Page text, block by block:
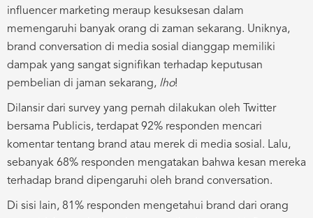
influencer marketing meraup kesuksesan dalam
memengaruhi banyak orang di zaman sekarang. Uniknya,
brand conversation di media sosial dianggap memiliki
dampak yang sangat signifikan terhadap keputusan
pembelian di jaman sekarang, lho!
Dilansir dari survey yang pernah dilakukan oleh Twitter
bersama Publicis, terdapat 92% responden mencari
komentar tentang brand atau merek di media sosial. Lalu,
sebanyak 68% responden mengatakan bahwa kesan mereka
terhadap brand dipengaruhi oleh brand conversation.
Di sisi lain, 81% responden mengetahui brand dari orang